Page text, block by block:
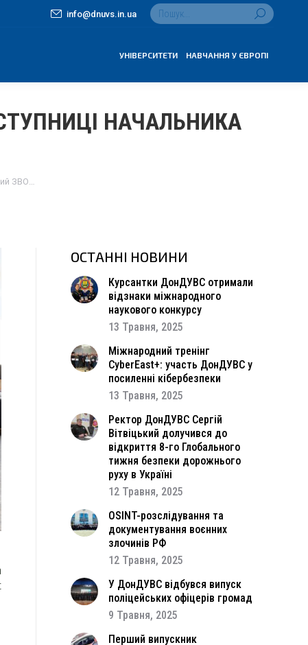
info@dnuvs.in.ua Search:
УНІВЕРСИТЕТИ НАВЧАННЯ У ЄВРОПІ
НАЧАЛЬНИКА
ЗВО…
ОСТАННІ НОВИНИ
Курсантки ДонДУВС отримали
відзнаки міжнародного
наукового конкурсу
13 Травня, 2025
Міжнародний тренінг
CyberEast+: участь ДонДУВС у
посиленні кібербезпеки
13 Травня, 2025
Ректор ДонДУВС Сергій
Вітвіцький долучився до
відкриття 8-го Глобального
тижня безпеки дорожнього
руху в Україні
12 Травня, 2025
OSINT-розслідування та
документування воєнних
злочинів РФ
12 Травня, 2025
У ДонДУВС відбувся випуск
поліцейських офіцерів громад
9 Травня, 2025
Перший випускник